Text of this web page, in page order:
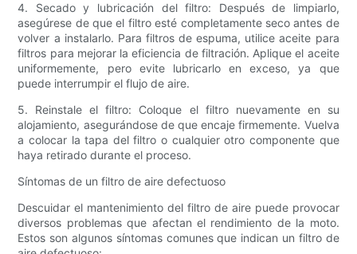
4. Secado y lubricación del filtro: Después de limpiarlo,
asegúrese de que el filtro esté completamente seco antes de
volver a instalarlo. Para filtros de espuma, utilice aceite para
filtros para mejorar la eficiencia de filtración. Aplique el aceite
uniformemente, pero evite lubricarlo en exceso, ya que
puede interrumpir el flujo de aire.
5. Reinstale el filtro: Coloque el filtro nuevamente en su
alojamiento, asegurándose de que encaje firmemente. Vuelva
a colocar la tapa del filtro o cualquier otro componente que
haya retirado durante el proceso.
Síntomas de un filtro de aire defectuoso
Descuidar el mantenimiento del filtro de aire puede provocar
diversos problemas que afectan el rendimiento de la moto.
Estos son algunos síntomas comunes que indican un filtro de